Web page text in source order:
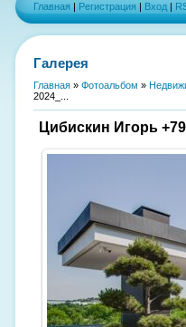
Главная | Регистрация | Вход |
Галерея
Главная » Фотоальбом »
2024_...
Цибискин Игорь